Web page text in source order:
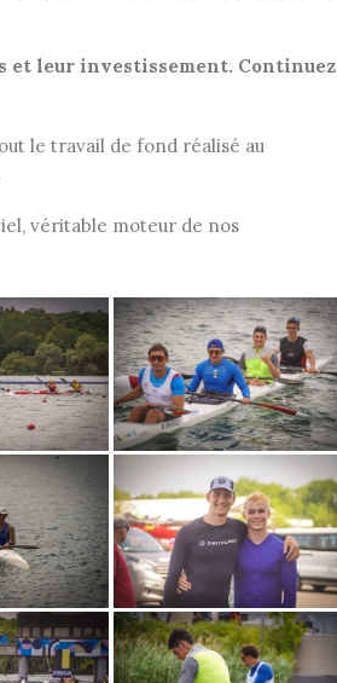
et leur investissement. Continuez
le travail de fond réalisé au
véritable moteur de nos